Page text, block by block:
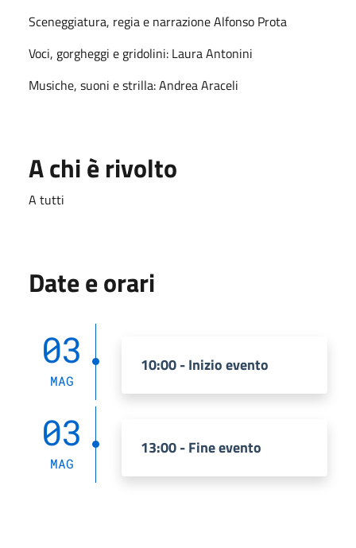
Sceneggiatura, regia e narrazione Alfonso Prota
Voci, gorgheggi e gridolini: Laura Antonini
Musiche, suoni e strilla: Andrea Araceli
A chi è rivolto
A tutti
Date e orari
03
MAG
10:00 - Inizio evento
03
MAG
13:00 - Fine evento